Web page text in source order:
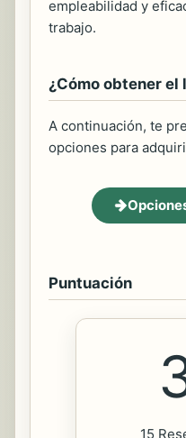
empleabilidad y
trabajo.
¿Cómo obtener el
A continuación, te
opciones para
Puntuación
15